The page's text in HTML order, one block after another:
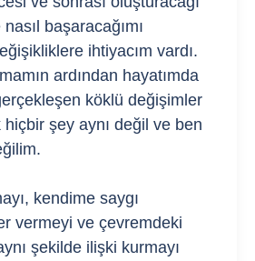
başaracağımı
ihtiyacım vardı.
ardından hayatımda
köklü değişimler
hiçbir şey aynı değil ve ben
kendime saygı
vermeyi ve çevremdeki
şekilde ilişki kurmayı